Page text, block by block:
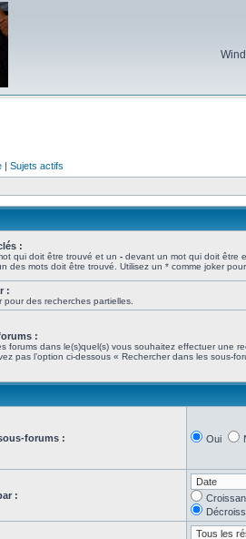
| Sujets actifs
:
qui doit être trouvé et un - devant un mot qui doit être
des mots doit être trouvé. Utilisez un * comme joker
:
pour des recherches partielles.
:
forums dans le(s)quel(s) vous souhaitez effectuer une
pas l’option ci-dessous « Rechercher dans les sous-
forums : Oui
: